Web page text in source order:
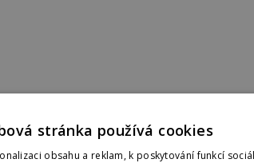
stránka používá cookies
obsahu a reklam, k poskytování funkcí